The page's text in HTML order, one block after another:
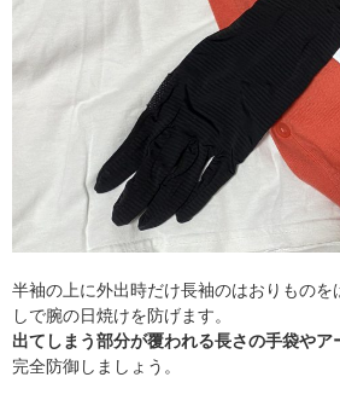
半袖の上に外出時だけ長袖のはおりものを
しで腕の日焼けを防げます。
出てしまう部分が覆われる長さの手袋やア
完全防御しましょう。